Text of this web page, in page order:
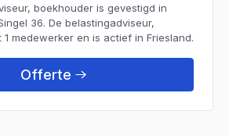
boekhouder is gevestigd in
36. De belastingadviseur,
medewerker en is actief in Friesland.
Offerte